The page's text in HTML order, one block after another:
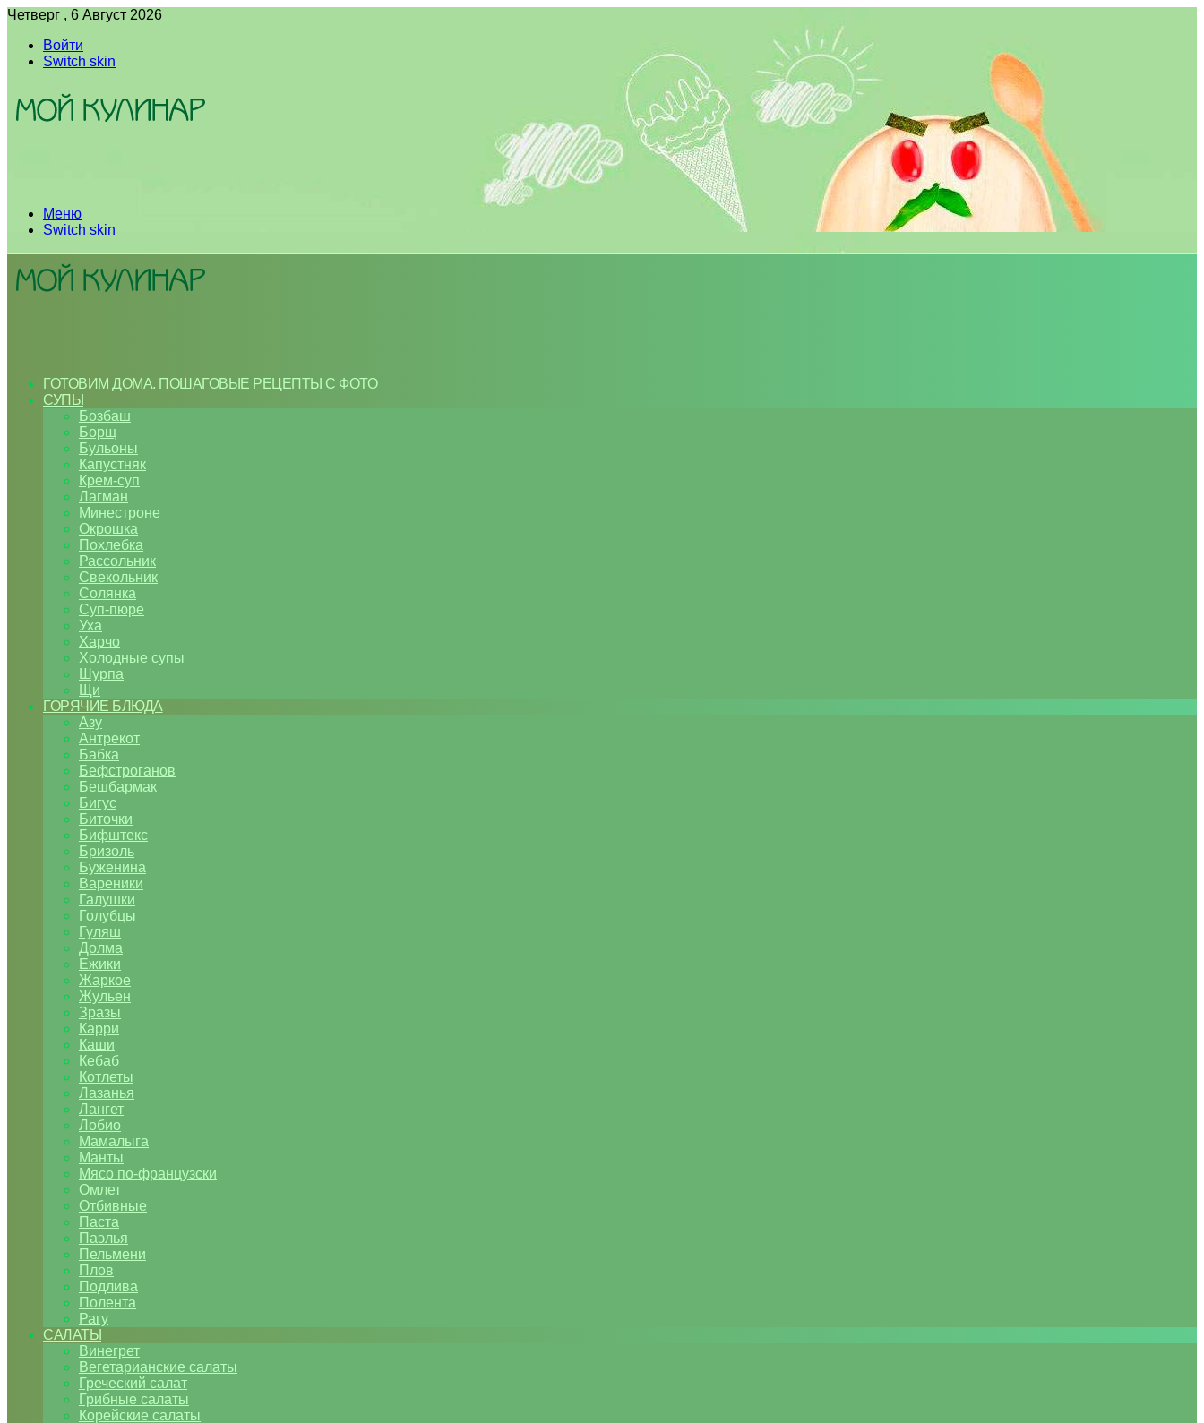
Четверг , 6 Август 2026
Войти
Switch skin
Меню
Switch skin
ГОТОВИМ ДОМА. ПОШАГОВЫЕ РЕЦЕПТЫ С ФОТО
СУПЫ
Бозбаш
Борщ
Бульоны
Капустняк
Крем-суп
Лагман
Минестроне
Окрошка
Похлебка
Рассольник
Свекольник
Солянка
Суп-пюре
Уха
Харчо
Холодные супы
Шурпа
Щи
ГОРЯЧИЕ БЛЮДА
Азу
Антрекот
Бабка
Бефстроганов
Бешбармак
Бигус
Биточки
Бифштекс
Бризоль
Буженина
Вареники
Галушки
Голубцы
Гуляш
Долма
Ежики
Жаркое
Жульен
Зразы
Карри
Каши
Кебаб
Котлеты
Лазанья
Лангет
Лобио
Мамалыга
Манты
Мясо по-французски
Омлет
Отбивные
Паста
Паэлья
Пельмени
Плов
Подлива
Полента
Рагу
САЛАТЫ
Винегрет
Вегетарианские салаты
Греческий салат
Грибные салаты
Корейские салаты